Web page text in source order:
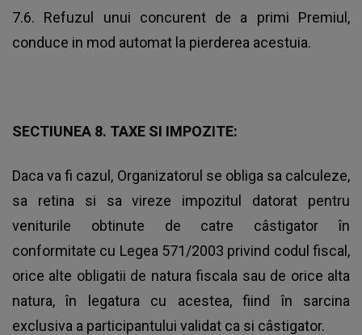
7.6. Refuzul unui concurent de a primi Premiul,
conduce in mod automat la pierderea acestuia.
SECTIUNEA 8. TAXE SI IMPOZITE:
Daca va fi cazul, Organizatorul se obliga sa calculeze,
sa retina si sa vireze impozitul datorat pentru
veniturile obtinute de catre câstigator în
conformitate cu Legea 571/2003 privind codul fiscal,
orice alte obligatii de natura fiscala sau de orice alta
natura, în legatura cu acestea, fiind în sarcina
exclusiva a participantului validat ca si câstigator.